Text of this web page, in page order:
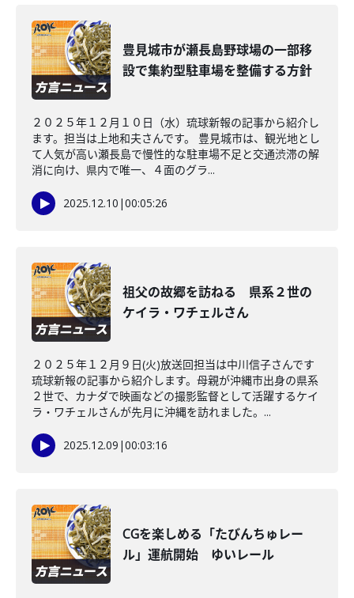
豊見城市が瀬長島野球場の一部移
設で集約型駐車場を整備する方針
２０２５年１２月１０日（水）琉球新報の記事から紹介し
ます。担当は上地和夫さんです。 豊見城市は、観光地とし
て人気が高い瀬長島で慢性的な駐車場不足と交通渋滞の解
消に向け、県内で唯一、４面のグラ...
2025.12.10 |00:05:26
祖父の故郷を訪ねる 県系２世の
ケイラ・ワチェルさん
２０２５年１２月９日(火)放送回担当は中川信子さんです
琉球新報の記事から紹介します。母親が沖縄市出身の県系
２世で、カナダで映画などの撮影監督として活躍するケイ
ラ・ワチェルさんが先月に沖縄を訪れました。...
2025.12.09 |00:03:16
CGを楽しめる「たびんちゅレー
ル」運航開始 ゆいレール